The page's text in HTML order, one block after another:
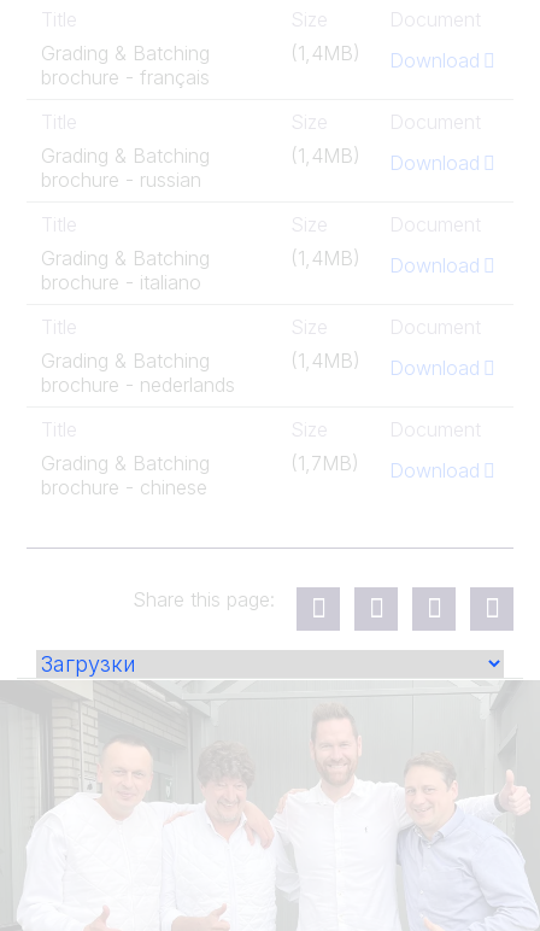
Title
Grading & Batching
brochure - français
Size
(1,4MB)
Document
Download
Title
Grading & Batching
brochure - russian
Size
(1,4MB)
Document
Download
Title
Grading & Batching
brochure - italiano
Size
(1,4MB)
Document
Download
Title
Grading & Batching
brochure - nederlands
Size
(1,4MB)
Document
Download
Title
Grading & Batching
brochure - chinese
Size
(1,7MB)
Document
Download
Share this page: